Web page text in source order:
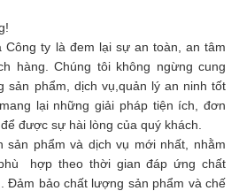
Công ty là đem lại sự an toàn, an tâm
hàng. Chúng tôi không ngừng cung
sản phẩm, dịch vụ,quản lý an ninh tốt
lại những giải pháp tiện ích, đơn
được sự hài lòng của quý khách.
sản phẩm và dịch vụ mới nhất, nhằm
hợp theo thời gian đáp ứng chất
Đảm bảo chất lượng sản phẩm và chế